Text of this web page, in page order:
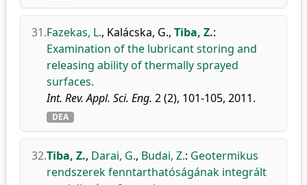
31.Fazekas, L., Kalácska, G., Tiba, Z.:
Examination of the lubricant storing and
releasing ability of thermally sprayed
surfaces.
Int. Rev. Appl. Sci. Eng. 2 (2), 101-105, 2011.
DEA
32.Tiba, Z., Darai, G., Budai, Z.: Geotermikus
rendszerek fenntarthatóságának integrált